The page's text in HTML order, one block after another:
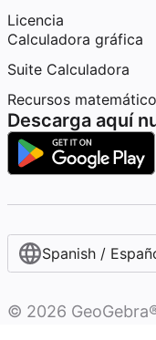
Licencia
Calculadora gráfica
Suite Calculadora
Recursos
Descarga aquí
Spanish /
© 2026